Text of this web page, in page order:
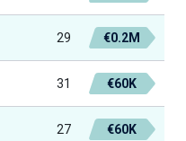
29 €0.2M
31 €60K
27 €60K